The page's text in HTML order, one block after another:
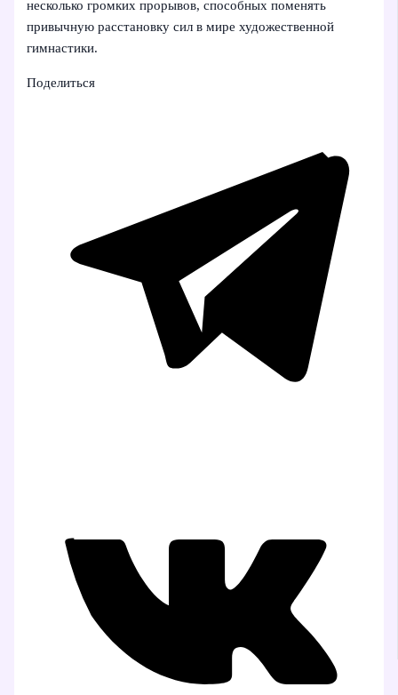
несколько громких прорывов, способных поменять
привычную расстановку сил в мире художественной
гимнастики.
Поделиться